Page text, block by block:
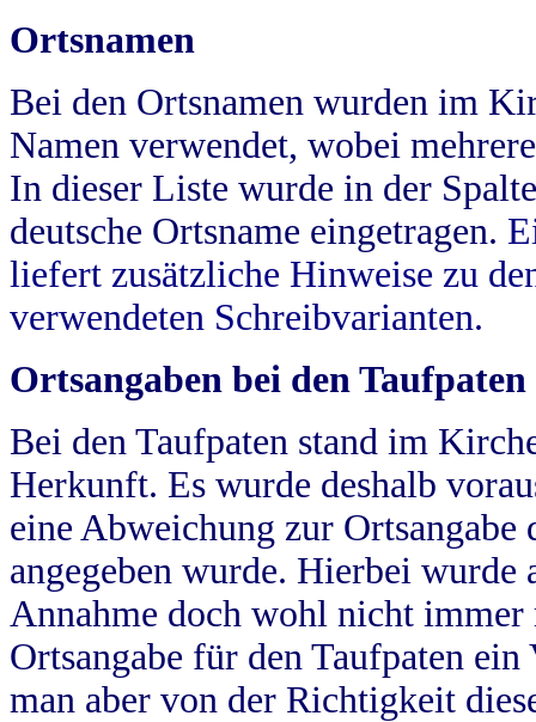
Ortsnamen
Bei den Ortsnamen wurden im
Namen verwendet, wobei
In dieser Liste wurde in der
deutsche Ortsname eingetragen.
liefert zusätzliche Hinweise zu
verwendeten Schreibvarianten.
Ortsangaben bei den Taufpaten
Bei den Taufpaten stand im
Herkunft. Es wurde deshalb
eine Abweichung zur
angegeben wurde. Hierbei wurde
Annahme doch wohl nicht
Ortsangabe für den Taufpaten
man aber von der Richtigkeit